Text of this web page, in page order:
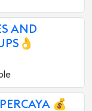
AND
💰